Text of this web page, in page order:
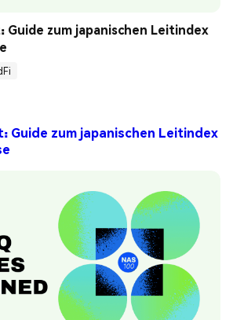
Guide zum japanischen Leitindex
Guide zum japanischen Leitindex